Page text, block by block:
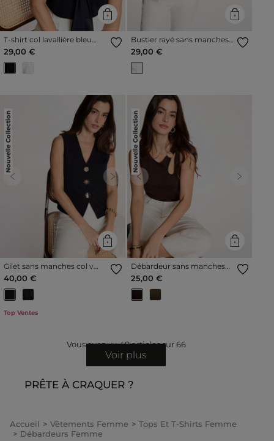
T-shirt col lavallière bleu
marine femme
29,00 €
Bustier rayé sans manches
blanc femme
29,00 €
Nouvelle Collection
Previous Next
Gilet sans manches col v
bleu marine femme
40,00 €
Top Ventes
Nouvelle Collection
Previous Next
Débardeur sans manches
marron foncé femme
25,00 €
Vous avez vu48articles sur66
Voir plus
PRÊTE À CRAQUER ?
Accueil Vêtements Femme
Tops Et T-Shirts Femme
Débardeurs Femme